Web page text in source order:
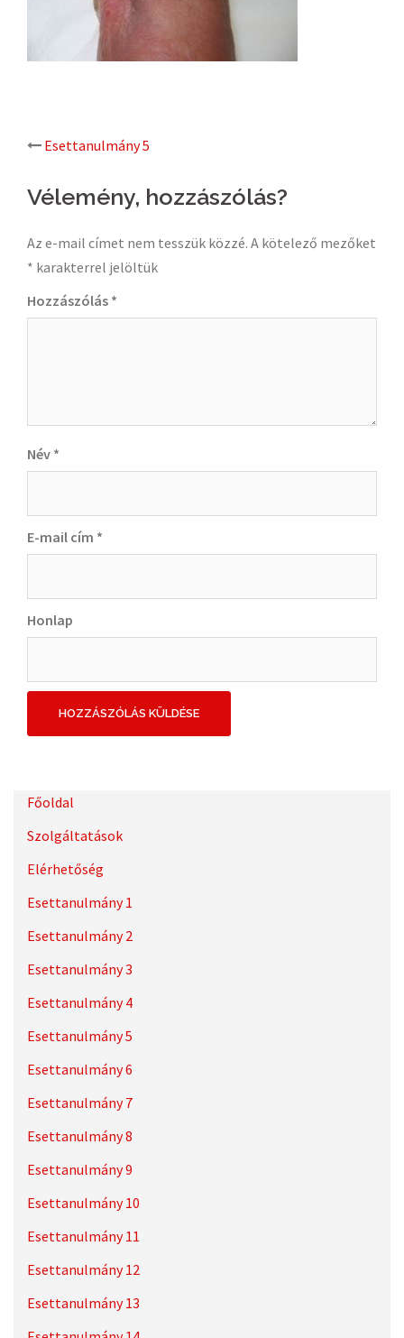
Post
navigation
Esettanulmány 5
Vélemény, hozzászólás?
Az e-mail címet nem tesszük közzé. A kötelező mezőket
* karakterrel jelöltük
Hozzászólás *
Név *
E-mail cím *
Honlap
Főoldal
Szolgáltatások
Elérhetőség
Esettanulmány 1
Esettanulmány 2
Esettanulmány 3
Esettanulmány 4
Esettanulmány 5
Esettanulmány 6
Esettanulmány 7
Esettanulmány 8
Esettanulmány 9
Esettanulmány 10
Esettanulmány 11
Esettanulmány 12
Esettanulmány 13